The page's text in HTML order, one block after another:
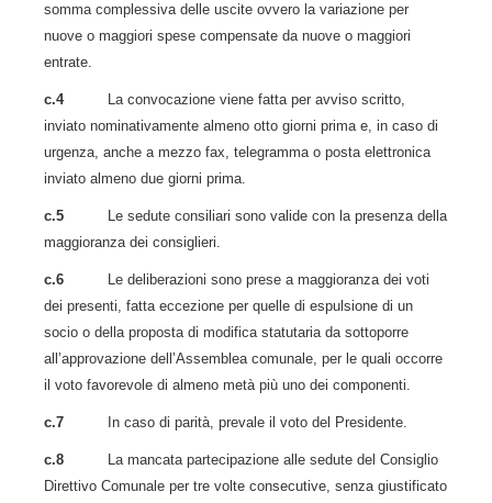
somma complessiva delle uscite ovvero la variazione per
nuove o maggiori spese compensate da nuove o maggiori
entrate.
c.4La convocazione viene fatta per avviso scritto,
inviato nominativamente almeno otto giorni prima e, in caso di
urgenza, anche a mezzo fax, telegramma o posta elettronica
inviato almeno due giorni prima.
c.5
Le sedute consiliari sono valide con la presenza della
maggioranza dei consiglieri.
c.6
Le deliberazioni sono prese a maggioranza dei voti
dei presenti, fatta eccezione per quelle di espulsione di un
socio o della proposta di modifica statutaria da sottoporre
all’approvazione dell’Assemblea comunale, per le quali occorre
il voto favorevole di almeno metà più uno dei componenti.
c.7 In caso di parità, prevale il voto del Presidente.
c.8
La mancata partecipazione alle sedute del Consiglio
Direttivo Comunale per tre volte consecutive, senza giustificato